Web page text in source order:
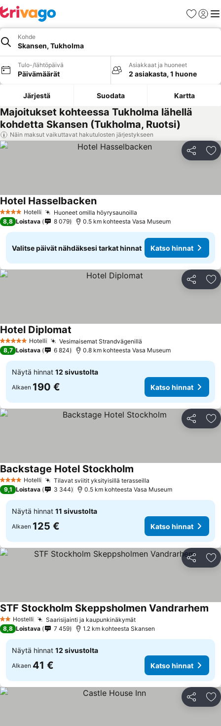
Suosikit
Kohde
Skansen, Tukholma
Tulo-/lähtöpäivä
Päivämäärät
Asiakkaat ja huoneet
2 asiakasta, 1 huone
Järjestä Suodata Kartta
Majoitukset kohteessa Tukholma lähellä
kohdetta Skansen (Tukholma, Ruotsi)
Näin maksut vaikuttavat hakutulosten järjestykseen
Jaa
4 Tähtiluokitus
Hotelli Huoneet omilla höyrysaunoilla
Hotel Hasselbacken
8,8 Loistava 8 079 0.5 km kohteesta Vasa Museum
Valitse päivät nähdäksesi tarkat hinnat Katso hinnat
Jaa
5 Tähtiluokitus
Hotelli Vesimaisemat Strandvägenillä
Hotel Diplomat
8,7 Loistava 6 824 0.8 km kohteesta Vasa Museum
Näytä hinnat 12 sivustolta
Alkaen 190 € Katso hinnat
Jaa
4 Tähtiluokitus
Hotelli Tilavat sviitit yksityisillä terasseilla
Backstage Hotel Stockholm
9,1 Loistava 3 344 0.5 km kohteesta Vasa Museum
Näytä hinnat 11 sivustolta
Alkaen 125 € Katso hinnat
Jaa
2 Tähtiluokitus
Hostelli Saarisijainti ja kaupunkinäkymät
STF Stockholm Skeppsholmen Vandrarhem
8,8 Loistava 7 459 1.2 km kohteesta Skansen
Näytä hinnat 12 sivustolta
Alkaen 41 € Katso hinnat
Jaa